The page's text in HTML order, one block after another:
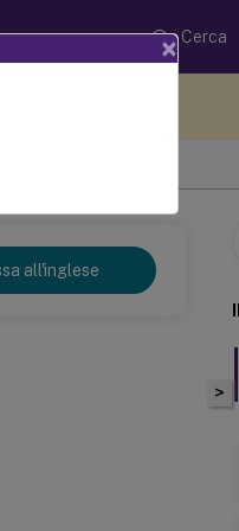
Cerca
all'inglese
>
×